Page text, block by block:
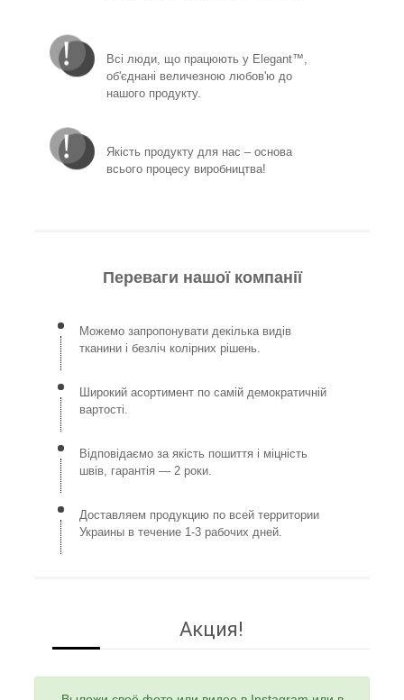
Всі люди, що працюють у Elegant™,
об'єднані величезною любов'ю до
нашого продукту.
Якість продукту для нас – основа
всього процесу виробництва!
Переваги нашої компанії
Можемо запропонувати декілька видів
тканини і безліч колірних рішень.
Широкий асортимент по самій демократичній
вартості.
Відповідаємо за якість пошиття і міцність
швів, гарантія — 2 роки.
Доставляем продукцию по всей территории
Украины в течение 1-3 рабочих дней.
Акция!